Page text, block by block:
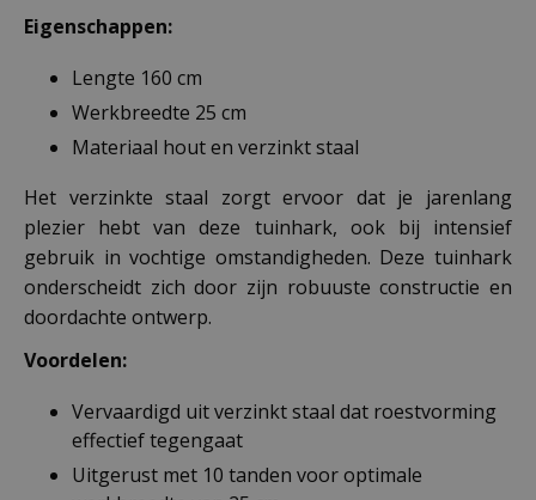
Eigenschappen:
Lengte 160 cm
Werkbreedte 25 cm
Materiaal hout en verzinkt staal
Het verzinkte staal zorgt ervoor dat je jarenlang
plezier hebt van deze tuinhark, ook bij intensief
gebruik in vochtige omstandigheden. Deze tuinhark
onderscheidt zich door zijn robuuste constructie en
doordachte ontwerp.
Voordelen:
Vervaardigd uit verzinkt staal dat roestvorming
effectief tegengaat
Uitgerust met 10 tanden voor optimale